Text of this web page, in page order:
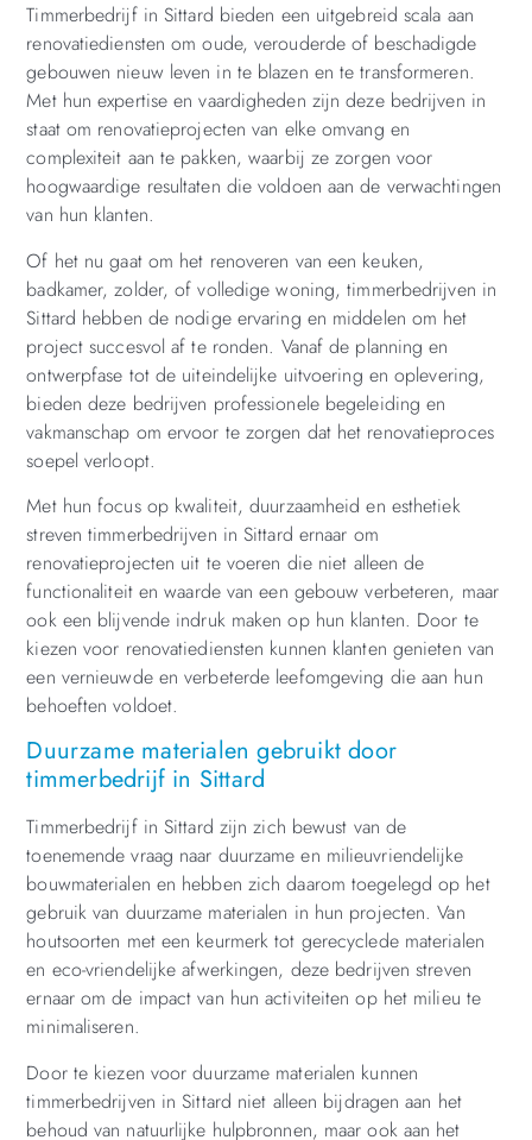
Timmerbedrijf in Sittard bieden een uitgebreid scala aan
renovatiediensten om oude, verouderde of beschadigde
gebouwen nieuw leven in te blazen en te transformeren.
Met hun expertise en vaardigheden zijn deze bedrijven in
staat om renovatieprojecten van elke omvang en
complexiteit aan te pakken, waarbij ze zorgen voor
hoogwaardige resultaten die voldoen aan de verwachtingen
van hun klanten.
Of het nu gaat om het renoveren van een keuken,
badkamer, zolder, of volledige woning, timmerbedrijven in
Sittard hebben de nodige ervaring en middelen om het
project succesvol af te ronden. Vanaf de planning en
ontwerpfase tot de uiteindelijke uitvoering en oplevering,
bieden deze bedrijven professionele begeleiding en
vakmanschap om ervoor te zorgen dat het renovatieproces
soepel verloopt.
Met hun focus op kwaliteit, duurzaamheid en esthetiek
streven timmerbedrijven in Sittard ernaar om
renovatieprojecten uit te voeren die niet alleen de
functionaliteit en waarde van een gebouw verbeteren, maar
ook een blijvende indruk maken op hun klanten. Door te
kiezen voor renovatiediensten kunnen klanten genieten van
een vernieuwde en verbeterde leefomgeving die aan hun
behoeften voldoet.
Duurzame materialen gebruikt door
timmerbedrijf in Sittard
Timmerbedrijf in Sittard zijn zich bewust van de
toenemende vraag naar duurzame en milieuvriendelijke
bouwmaterialen en hebben zich daarom toegelegd op het
gebruik van duurzame materialen in hun projecten. Van
houtsoorten met een keurmerk tot gerecyclede materialen
en eco-vriendelijke afwerkingen, deze bedrijven streven
ernaar om de impact van hun activiteiten op het milieu te
minimaliseren.
Door te kiezen voor duurzame materialen kunnen
timmerbedrijven in Sittard niet alleen bijdragen aan het
behoud van natuurlijke hulpbronnen, maar ook aan het